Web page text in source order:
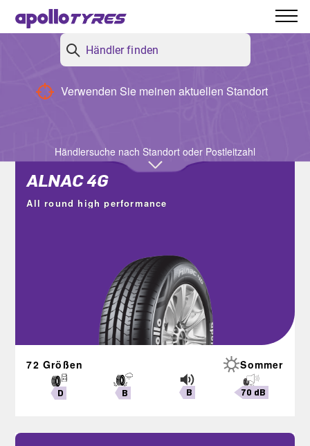
Verwenden Sie meinen aktuellen Standort
Händlersuche nach Standort oder Postleitzahl
Zurück
ALNAC 4G
All round high performance
72 Größen Sommer
D B B 70 dB